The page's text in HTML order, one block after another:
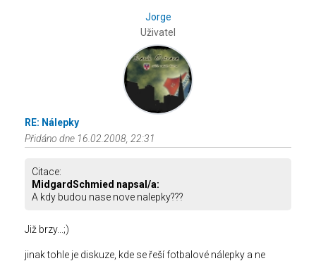
Jorge
Uživatel
RE: Nálepky
Přidáno dne 16.02.2008, 22:31
Citace:
MidgardSchmied napsal/a:
A kdy budou nase nove nalepky???
Již brzy...;)
jinak tohle je diskuze, kde se řeší fotbalové nálepky a ne